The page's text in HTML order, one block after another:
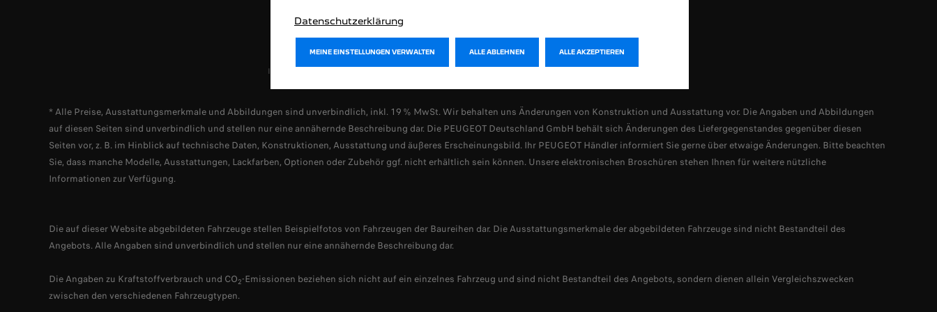
Impressum
* Alle Preise, Ausstattungsmerkmale und Abbildungen sind unverbindlich, inkl. 19 % MwSt. Wir behalten uns Änderungen von Konstruktion und Ausstattung vor. Die Angaben und Abbildungen
auf diesen Seiten sind unverbindlich und stellen nur eine annähernde Beschreibung dar. Die PEUGEOT Deutschland GmbH behält sich Änderungen des Liefergegenstandes gegenüber diesen
Seiten vor, z. B. im Hinblick auf technische Daten, Konstruktionen, Ausstattung und äußeres Erscheinungsbild. Ihr PEUGEOT Händler informiert Sie gerne über etwaige Änderungen. Bitte beachten
Sie, dass manche Modelle, Ausstattungen, Lackfarben, Optionen oder Zubehör ggf. nicht erhältlich sein können. Unsere elektronischen Broschüren stehen Ihnen für weitere nützliche
Informationen zur Verfügung.
Die auf dieser Website abgebildeten Fahrzeuge stellen Beispielfotos von Fahrzeugen der Baureihen dar. Die Ausstattungsmerkmale der abgebildeten Fahrzeuge sind nicht Bestandteil des
Angebots. Alle Angaben sind unverbindlich und stellen nur eine annähernde Beschreibung dar.
Die Angaben zu Kraftstoffverbrauch und CO2-Emissionen beziehen sich nicht auf ein einzelnes Fahrzeug und sind nicht Bestandteil des Angebots, sondern dienen allein Vergleichszwecken
zwischen den verschiedenen Fahrzeugtypen.
Datenschutzerklärung
MEINE EINSTELLUNGEN VERWALTEN ALLE AKZEPTIEREN
ALLE ABLEHNEN